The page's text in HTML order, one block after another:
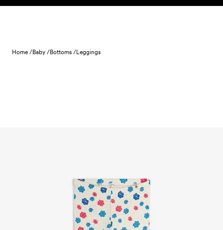
Skip to content
Home /Baby /Bottoms /Leggings